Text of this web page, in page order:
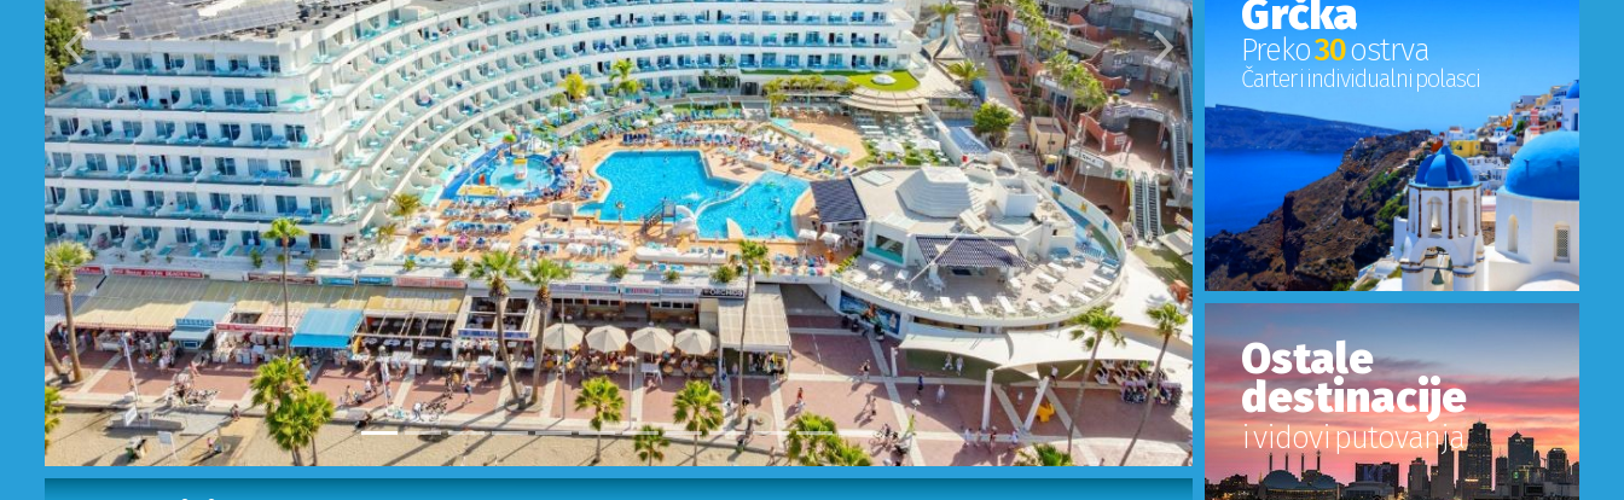
Prethodni Sledeci
Grčka
Preko30ostrva
Čarter i individualni polasci
Ostale
destinacije
i vidovi putovanja